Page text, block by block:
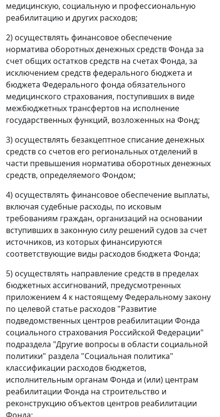
медицинскую, социальную и профессиональную
реабилитацию и других расходов;
2) осуществлять финансовое обеспечение
норматива оборотных денежных средств Фонда за
счет общих остатков средств на счетах Фонда, за
исключением средств федерального бюджета и
бюджета Федерального фонда обязательного
медицинского страхования, поступивших в виде
межбюджетных трансфертов на исполнение
государственных функций, возложенных на Фонд;
3) осуществлять безакцептное списание денежных
средств со счетов его региональных отделений в
части превышения норматива оборотных денежных
средств, определяемого Фондом;
4) осуществлять финансовое обеспечение выплаты,
включая судебные расходы, по исковым
требованиям граждан, организаций на основании
вступивших в законную силу решений судов за счет
источников, из которых финансируются
соответствующие виды расходов бюджета Фонда;
5) осуществлять направление средств в пределах
бюджетных ассигнований, предусмотренных
приложением 4 к настоящему Федеральному закону
по целевой статье расходов "Развитие
подведомственных центров реабилитации Фонда
социального страхования Российской Федерации"
подраздела "Другие вопросы в области социальной
политики" раздела "Социальная политика"
классификации расходов бюджетов,
исполнительным органам Фонда и (или) центрам
реабилитации Фонда на строительство и
реконструкцию объектов центров реабилитации